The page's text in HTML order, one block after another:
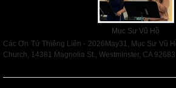
Mục Sư Vũ Hồ
Các Ơn Tứ Thiêng Liên - 2026May31, Mục Sư Vũ
Church, 14381 Magnolia St., Westminster, CA 92683